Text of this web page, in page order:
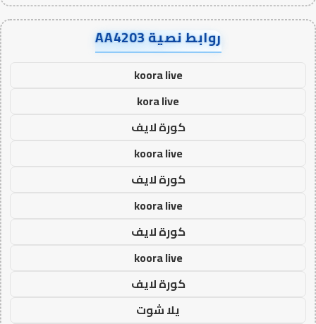
روابط نصية AA4203
koora live
kora live
كورة لايف
koora live
كورة لايف
koora live
كورة لايف
koora live
كورة لايف
يلا شوت